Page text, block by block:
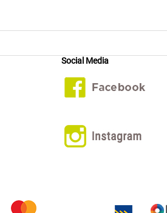
Social Media